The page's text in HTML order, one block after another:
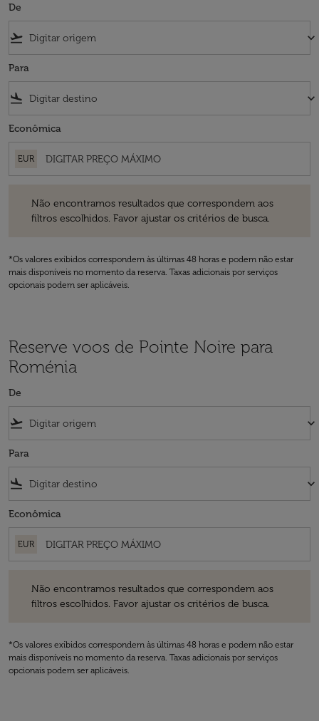
De
flight_takeoff keyboard_arrow_down
Para
flight_land keyboard_arrow_down
Econômica
EUR
Não encontramos resultados que correspondem aos
filtros escolhidos. Favor ajustar os critérios de busca.
*Os valores exibidos correspondem às últimas 48 horas e podem não estar
mais disponíveis no momento da reserva. Taxas adicionais por serviços
opcionais podem ser aplicáveis.
Reserve voos de Pointe Noire para
Roménia
De
flight_takeoff keyboard_arrow_down
Para
flight_land keyboard_arrow_down
Econômica
EUR
Não encontramos resultados que correspondem aos
filtros escolhidos. Favor ajustar os critérios de busca.
*Os valores exibidos correspondem às últimas 48 horas e podem não estar
mais disponíveis no momento da reserva. Taxas adicionais por serviços
opcionais podem ser aplicáveis.